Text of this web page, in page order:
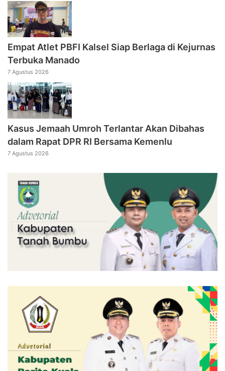
Empat Atlet PBFI Kalsel Siap Berlaga di Kejurnas
Terbuka Manado
7 Agustus 2026
Kasus Jemaah Umroh Terlantar Akan Dibahas
dalam Rapat DPR RI Bersama Kemenlu
7 Agustus 2026